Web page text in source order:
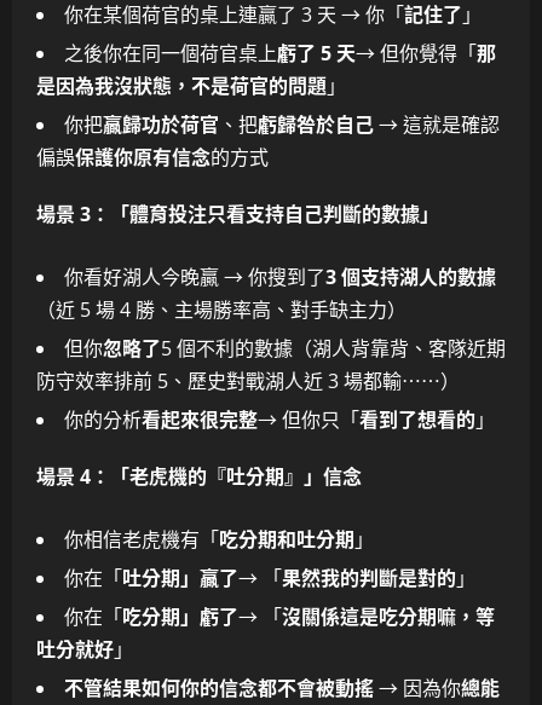
你在某個荷官的桌上連贏了 3 天 → 你「記住了 」
之後你在同一個荷官桌上虧了 5 天→ 但你覺得「那
是因為我沒狀態，不是荷官的問題」
你把贏歸功於荷官 、把虧歸咎於自己→ 這就是確認
偏誤保護你原有信念的方式
場景 3：「體育投注只看支持自己判斷的數據」
你看好湖人今晚贏 → 你搜到了3 個支持湖人的數據
（近 5 場 4 勝、主場勝率高、對手缺主力）
但你忽略了5 個不利的數據（湖人背靠背、客隊近期
防守效率排前 5、歷史對戰湖人近 3 場都輸⋯⋯）
你的分析看起來很完整→ 但你只「看到了想看的 」
場景 4：「老虎機的『吐分期』」信念
你相信老虎機有「吃分期和吐分期 」
你在「吐分期」贏了→ 「果然我的判斷是對的 」
你在「吃分期」虧了→ 「沒關係這是吃分期嘛，等
吐分就好」
不管結果如何你的信念都不會被動搖→ 因為你總能